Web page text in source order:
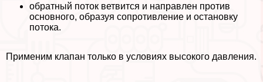
обратный поток ветвится и направлен против
основного, образуя сопротивление и остановку
потока.
Применим клапан только в условиях высокого давления.